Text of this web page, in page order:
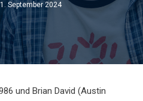
September 2024
und Brian David (Austin